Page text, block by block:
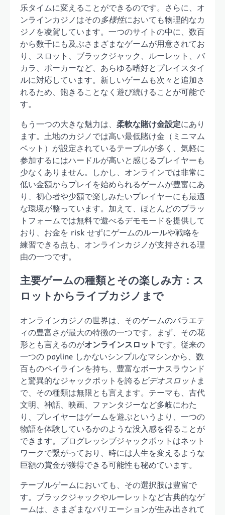
乐タイムに変えることができるのです。さらに、オ
ンラインカジノはその多様性においても物理的なカ
ジノを凌駕しています。一つのサイトの中に、数百
から数千にも及ぶさまざまなゲームが用意されてお
り、スロット、ブラックジャック、ルーレット、バ
カラ、ポーカーなど、あらゆる嗜好とプレイスタイ
ルに対応しています。新しいゲームも次々と追加さ
れるため、飽きることなく遊び続けることが可能で
す。
もう一つの大きな魅力は、 柔軟な賭け金設定にあり
ます。土地のカジノでは高い最低賭け金（ミニマム
ベット）が設定されているテーブルが多く、気軽に
参加するにはハードルが高いと感じるプレイヤーも
少なくありません。しかし、オンラインでは非常に
低い金額からプレイを始められるゲームが豊富にあ
り、初心者や少額で楽しみたいプレイヤーにも最適
な環境が整っています。加えて、ほとんどのプラッ
トフォームでは無料で遊べるデモモードを提供して
おり、お金を risk せずにゲームのルールや戦略を
練習できる点も、オンラインカジノが支持される理
由の一つです。
主要ゲームの種類とその楽しみ方：ス
ロットからライブカジノまで
オンラインカジノの世界は、そのゲームのバラエテ
ィの豊富さが最大の特徴の一つです。まず、その花
形とも言えるのがオンラインスロット です。従来の
一つの payline しかないシンプルなマシンから、数
百ものペイラインを持ち、豊富なボーナスラウンド
と驚異的なジャックポットを誇る ビデオスロット ま
で、その種類は無限とも言えます。テーマも、古代
文明、神話、映画、ファンタジーなど多岐にわた
り、プレイヤーはゲームを遊ぶというより、一つの
物語を体験しているかのような没入感を得ることが
できます。プログレッシブジャックポットはネット
ワークで繋がっており、時には人生を変えるような
巨額の賞金が獲得できる可能性も秘めています。
テーブルゲームにおいても、その選択肢は豊富で
す。ブラックジャックやルーレットなど古典的なゲ
ームは、さまざまなバリエーションが生み出されて